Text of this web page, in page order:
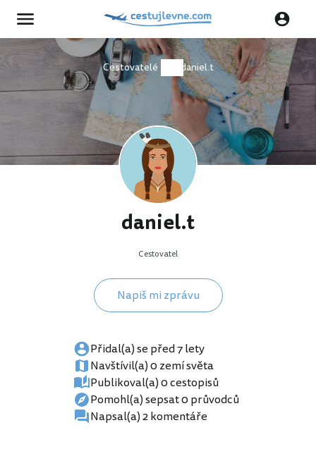
Cestovatelé daniel.t
daniel.t
Cestovatel
Napiš mi zprávu
Přidal(a) se před 7 lety
Navštívil(a) 0 zemí světa
Publikoval(a) 0 cestopisů
Pomohl(a) sepsat 0 průvodců
Napsal(a) 2 komentáře